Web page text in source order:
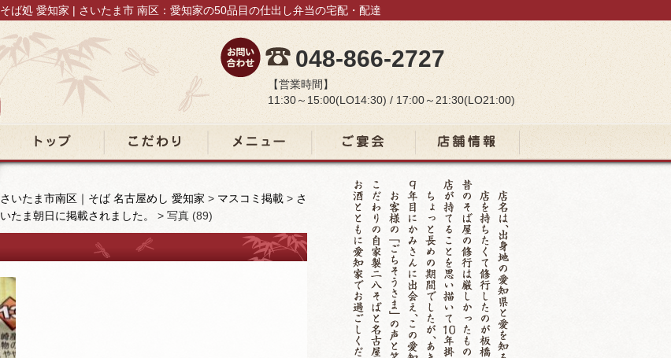
そば処 愛知家 | さいたま市 南区：愛知家の50品目の仕出し弁当の宅配・配達
048-866-2727
【営業時間】
11:30～15:00(LO14:30) / 17:00～21:30(LO21:00)
さいたま市南区｜そば 名古屋めし 愛知家 > マスコミ掲載 > さ
いたま朝日に掲載されました。
> 写真 (89)